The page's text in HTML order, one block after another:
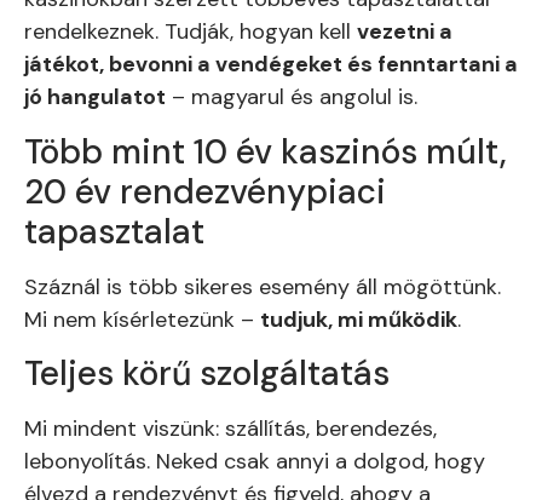
rendelkeznek. Tudják, hogyan kell vezetni a
játékot, bevonni a vendégeket és fenntartani a
jó hangulatot – magyarul és angolul is.
Több mint 10 év kaszinós múlt,
20 év rendezvénypiaci
tapasztalat
Száznál is több sikeres esemény áll mögöttünk.
Mi nem kísérletezünk – tudjuk, mi működik.
Teljes körű szolgáltatás
Mi mindent viszünk: szállítás, berendezés,
lebonyolítás. Neked csak annyi a dolgod, hogy
élvezd a rendezvényt és figyeld, ahogy a